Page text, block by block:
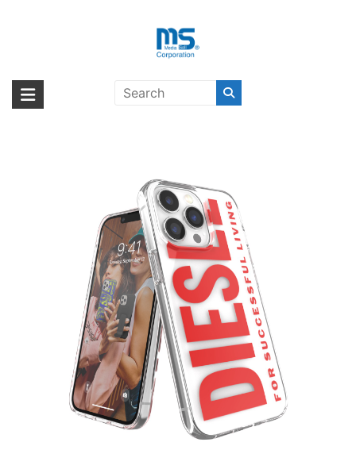
海外輸入ブランド商品｜株式会社
海外事業部が取り揃えている海外輸入商品には、日本では珍しい「海外ブ
ランド」をはじめ「ユニークな商品」「機能的な商品」「コストパフォー
iPhone 13 Pro White/Red〔ディー